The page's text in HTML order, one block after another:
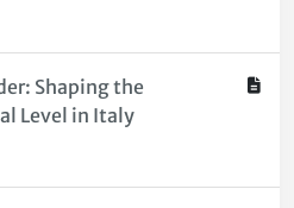
Shaping the
Level in Italy